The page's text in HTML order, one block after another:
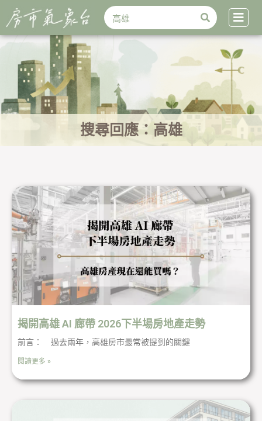
搜
尋
搜
尋
搜尋回應：高雄
揭開高雄 AI 廊帶 2026下半場房地產走勢
前言： 過去兩年，高雄房市最常被提到的關鍵
閱讀更多 »
頁
面
頁
面
頁
面
頁
面